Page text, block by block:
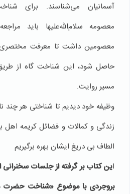
آسمانیان می‌شناسند. برای
معصومه سلام‌الله‌علیها باید
معصومین داشت تا معرفت مختصری
حاصل شود، این شناخت گاه از
مسیر روایت.
وظیفه خود دیدیم تا شناختی هر چند
زندگی و کمالات و فضائل کریمه
الطاف بی دریغ ایشان بهره برگیریم
این کتاب بر گرفته از جلسات سخنرانی
بروجردی با موضوع «شناخت حضرت